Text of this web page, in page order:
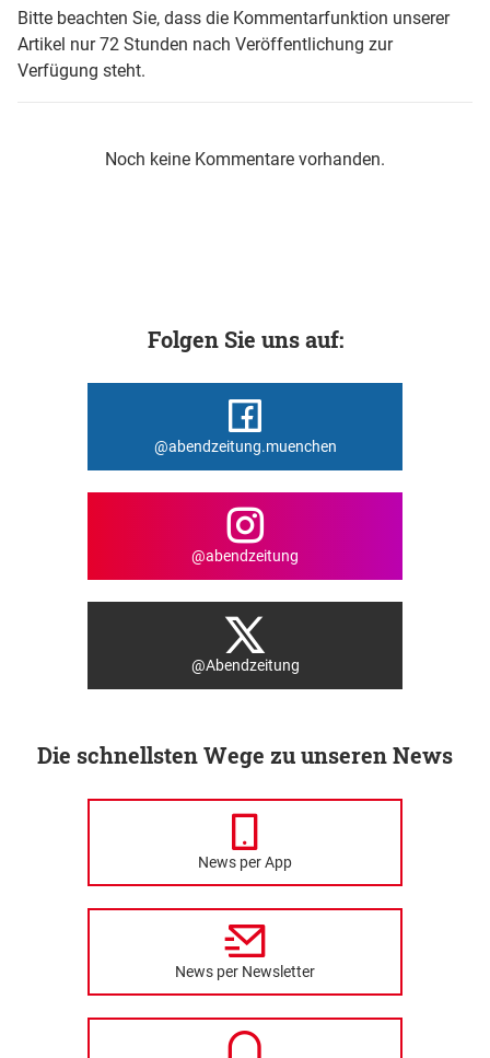
Bitte beachten Sie, dass die Kommentarfunktion unserer
Artikel nur 72 Stunden nach Veröffentlichung zur
Verfügung steht.
Noch keine Kommentare vorhanden.
Folgen Sie uns auf:
@abendzeitung.muenchen
@abendzeitung
@Abendzeitung
Die schnellsten Wege zu unseren News
News per App
News per Newsletter